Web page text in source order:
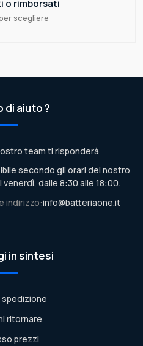
o rimborsati
scegliere
di aiuto ?
team ti risponderà
secondo gli orari del nostro
dalle 8:30 alle 18:00.
indirizzo:info@batteriaone.it
in sintesi
ritornare
prezzi